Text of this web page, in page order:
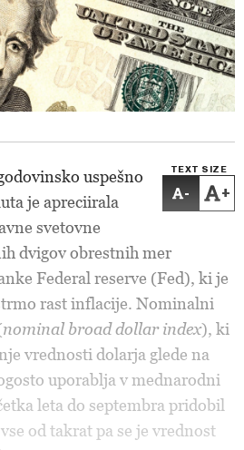
- +
je apreciirala
svetovne
dvigov obrestnih mer
Federal reserve (Fed), ki je
rast inflacije. Nominalni
nominal broad dollar index), ki
vrednosti dolarja glede na
uporablja v mednarodni
leta do septembra pridobil
od takrat pa se je vrednost